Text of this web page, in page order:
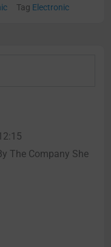
Tag Electronic
The Company She